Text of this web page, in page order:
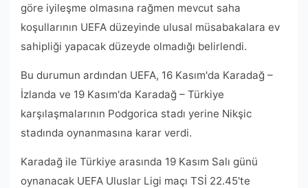
göre iyileşme olmasına rağmen mevcut saha
koşullarının UEFA düzeyinde ulusal müsabakalara ev
sahipliği yapacak düzeyde olmadığı belirlendi.
Bu durumun ardından UEFA, 16 Kasım'da Karadağ –
İzlanda ve 19 Kasım'da Karadağ – Türkiye
karşılaşmalarının Podgorica stadı yerine Nikşic
stadında oynanmasına karar verdi.
Karadağ ile Türkiye arasında 19 Kasım Salı günü
oynanacak UEFA Uluslar Ligi maçı TSİ 22.45'te